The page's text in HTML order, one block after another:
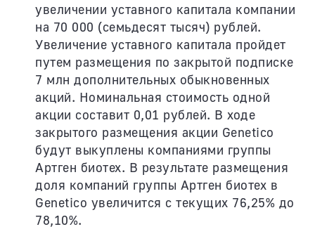
увеличении уставного капитала компании
на 70 000 (семьдесят тысяч) рублей.
Увеличение уставного капитала пройдет
путем размещения по закрытой подписке
7 млн дополнительных обыкновенных
акций. Номинальная стоимость одной
акции составит 0,01 рублей. В ходе
закрытого размещения акции Genetico
будут выкуплены компаниями группы
Артген биотех. В результате размещения
доля компаний группы Артген биотех в
Genetico увеличится с текущих 76,25% до
78,10%.